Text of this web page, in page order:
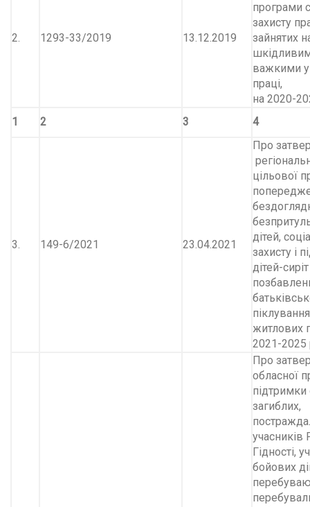
2. 1293-33/2019 13.12.2019
програми
захисту
зайнятих
важкими
праці,
на 2020-
1
2 3 4
3. 149-6/2021 23.04.2021
Про
цільової
дітей,
захисту і
дітей-
житлових
2021-2025
Про
обласної
підтримки
загиблих,
учасників
Гідності,
бойових